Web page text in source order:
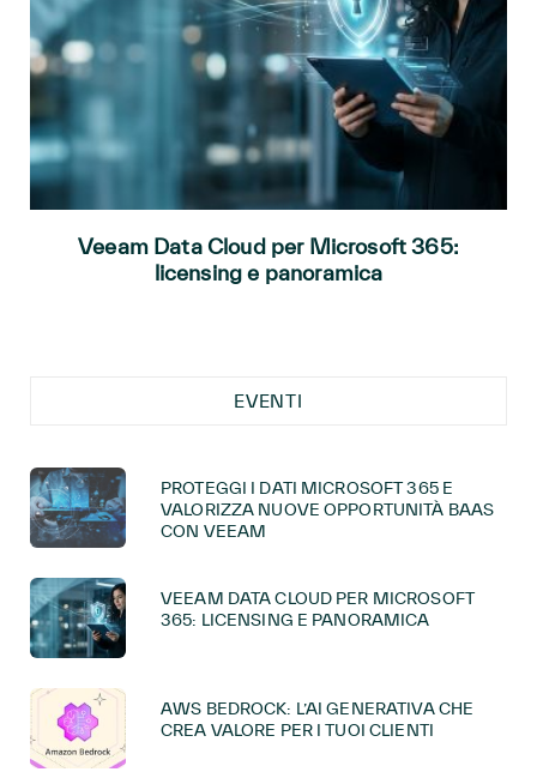
Veeam Data Cloud per Microsoft 365:
licensing e panoramica
EVENTI
PROTEGGI I DATI MICROSOFT 365 E
VALORIZZA NUOVE OPPORTUNITÀ BAAS
CON VEEAM
VEEAM DATA CLOUD PER MICROSOFT
365: LICENSING E PANORAMICA
AWS BEDROCK: L’AI GENERATIVA CHE
CREA VALORE PER I TUOI CLIENTI